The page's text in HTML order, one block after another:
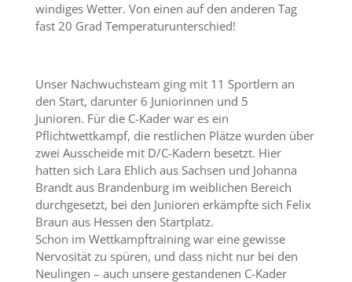
windiges Wetter. Von einen auf den anderen Tag
fast 20 Grad Temperaturunterschied!
Unser Nachwuchsteam ging mit 11 Sportlern an
den Start, darunter 6 Juniorinnen und 5
Junioren. Für die C-Kader war es ein
Pflichtwettkampf, die restlichen Plätze wurden über
zwei Ausscheide mit D/C-Kadern besetzt. Hier
hatten sich Lara Ehlich aus Sachsen und Johanna
Brandt aus Brandenburg im weiblichen Bereich
durchgesetzt, bei den Junioren erkämpfte sich Felix
Braun aus Hessen den Startplatz.
Schon im Wettkampftraining war eine gewisse
Nervosität zu spüren, und dass nicht nur bei den
Neulingen – auch unsere gestandenen C-Kader